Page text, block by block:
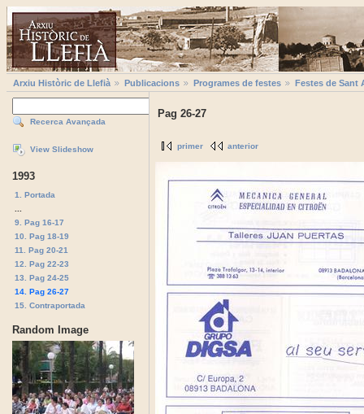
Arxiu Històric de Llefià Publicacions Programes de festes Festes de Sant
Recerca Avançada
View Slideshow
1993
1. Portada
9. Pag 16-17
10. Pag 18-19
11. Pag 20-21
12. Pag 22-23
13. Pag 24-25
14. Pag 26-27
15. Contraportada
Random Image
Pag 26-27
primer anterior